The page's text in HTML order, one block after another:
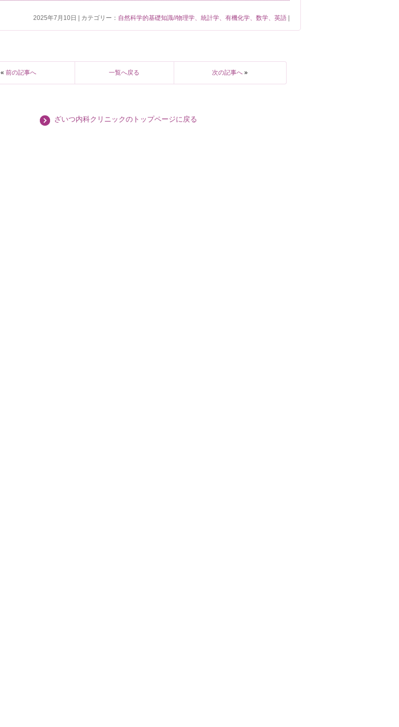
2025年7月10日 | カテゴリー： 自然科学的基礎知識//物理学、統計学、有機化学、数学、英語
«前の記事へ 一覧へ戻る 次の記事へ »
ざいつ内科クリニックのトップページに戻る